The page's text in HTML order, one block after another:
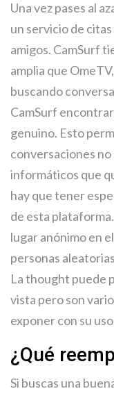
Una vez pases al
un servicio de
amigos. CamSurf
amplia que
buscando
CamSurf
genuino. Esto
conversaciones
informáticos que
hay que tener
de esta
lugar anónimo en
personas
La thought puede
vista pero son
exponer con su
¿Qué
Si buscas una